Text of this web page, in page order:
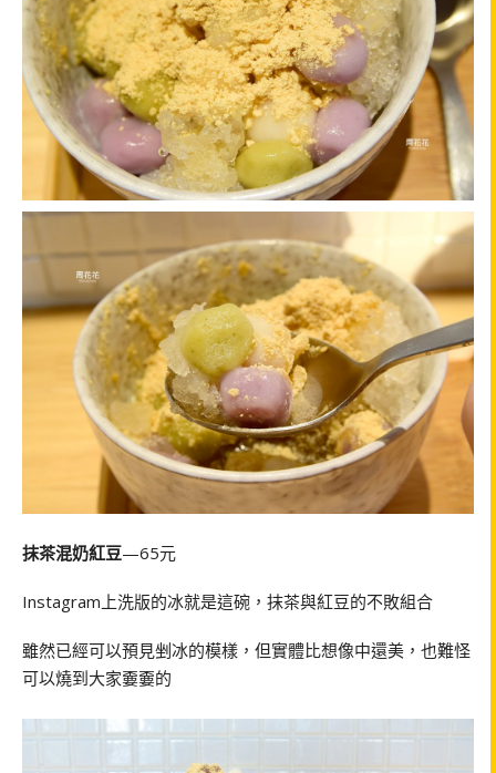
抹茶混奶紅豆—65元
Instagram上洗版的冰就是這碗，抹茶與紅豆的不敗組合
雖然已經可以預見剉冰的模樣，但實體比想像中還美，也難怪
可以燒到大家嫑嫑的